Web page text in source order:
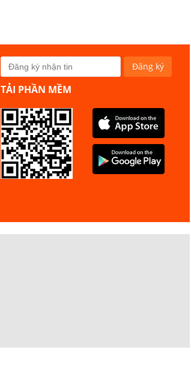
TẢI PHẦN MỀM